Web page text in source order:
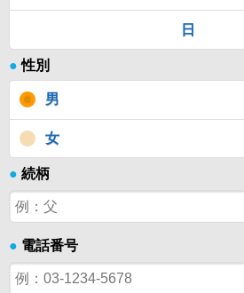
日
● 性別
男
女
● 続柄
● 電話番号